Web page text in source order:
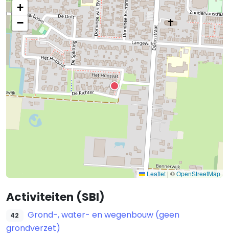
+
−
Leaflet | ©OpenStreetMap
Activiteiten (SBI)
42
Grond-, water- en wegenbouw (geen
grondverzet)